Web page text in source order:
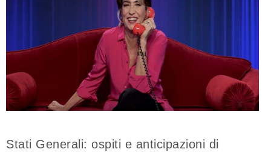
Stati Generali: ospiti e anticipazioni di